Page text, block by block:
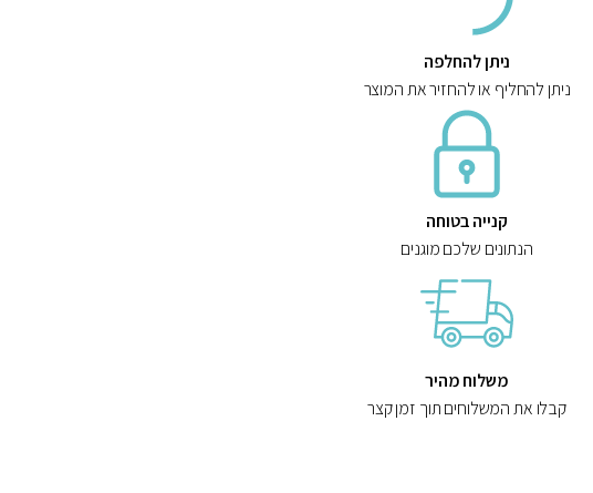
ניתן להחלפה
ניתן להחליף או להחזיר את המוצר
קנייה בטוחה
הנתונים שלכם מוגנים
משלוח מהיר
קבלו את המשלוחים תוך זמן קצר